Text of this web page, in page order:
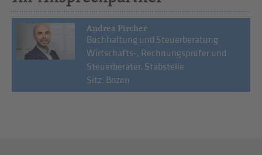
Andrea Pircher
Buchhaltung und Steuerberatung
Wirtschafts-, Rechnungsprüfer und
Steuerberater, Stabstelle
Sitz: Bozen